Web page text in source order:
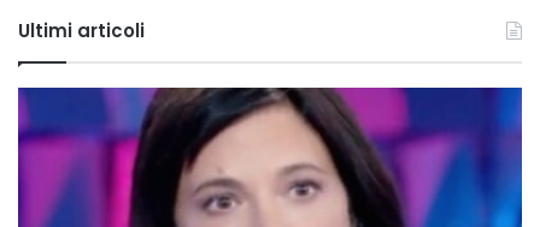
Ultimi articoli